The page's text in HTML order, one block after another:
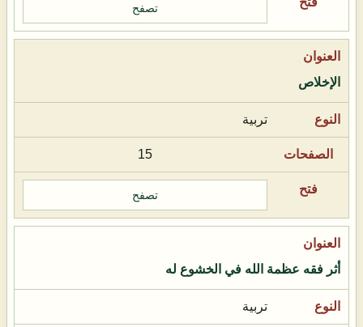
تصفح
الإخلاص
تربية
15
تصفح
أثر فقه عظمة الله في الخشوع له
تربية